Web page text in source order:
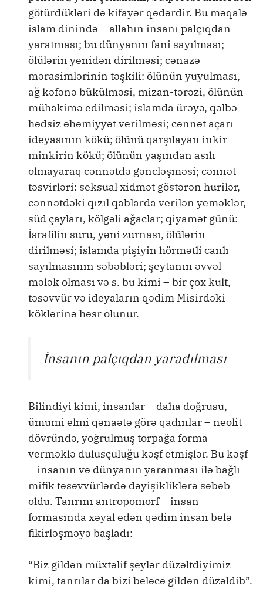
götürdükləri də kifayər qədərdir. Bu məqalə
islam dinində – allahın insanı palçıqdan
yaratması; bu dünyanın fani sayılması;
ölülərin yenidən dirilməsi; cənazə
mərasimlərinin təşkili: ölünün yuyulması,
ağ kəfənə bükülməsi, mizan-tərəzi, ölünün
mühakimə edilməsi; islamda ürəyə, qəlbə
hədsiz əhəmiyyət verilməsi; cənnət açarı
ideyasının kökü; ölünü qarşılayan inkir-
minkirin kökü; ölünün yaşından asılı
olmayaraq cənnətdə gəncləşməsi; cənnət
təsvirləri: seksual xidmət göstərən hurilər,
cənnətdəki qızıl qablarda verilən yeməklər,
süd çayları, kölgəli ağaclar; qiyamət günü:
İsrafilin suru, yəni zurnası, ölülərin
dirilməsi; islamda pişiyin hörmətli canlı
sayılmasının səbəbləri; şeytanın əvvəl
mələk olması və s. bu kimi – bir çox kult,
təsəvvür və ideyaların qədim Misirdəki
köklərinə həsr olunur.
İnsanın palçıqdan yaradılması
Bilindiyi kimi, insanlar – daha doğrusu,
ümumi elmi qənaətə görə qadınlar – neolit
dövründə, yoğrulmuş torpağa forma
verməklə dulusçuluğu kəşf etmişlər. Bu kəşf
– insanın və dünyanın yaranması ilə bağlı
mifik təsəvvürlərdə dəyişikliklərə səbəb
oldu. Tanrını antropomorf – insan
formasında xəyal edən qədim insan belə
fikirləşməyə başladı:
“Biz gildən müxtəlif şeylər düzəltdiyimiz
kimi, tanrılar da bizi beləcə gildən düzəldib”.